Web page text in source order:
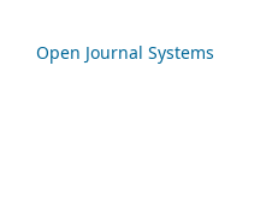
Open Journal Systems